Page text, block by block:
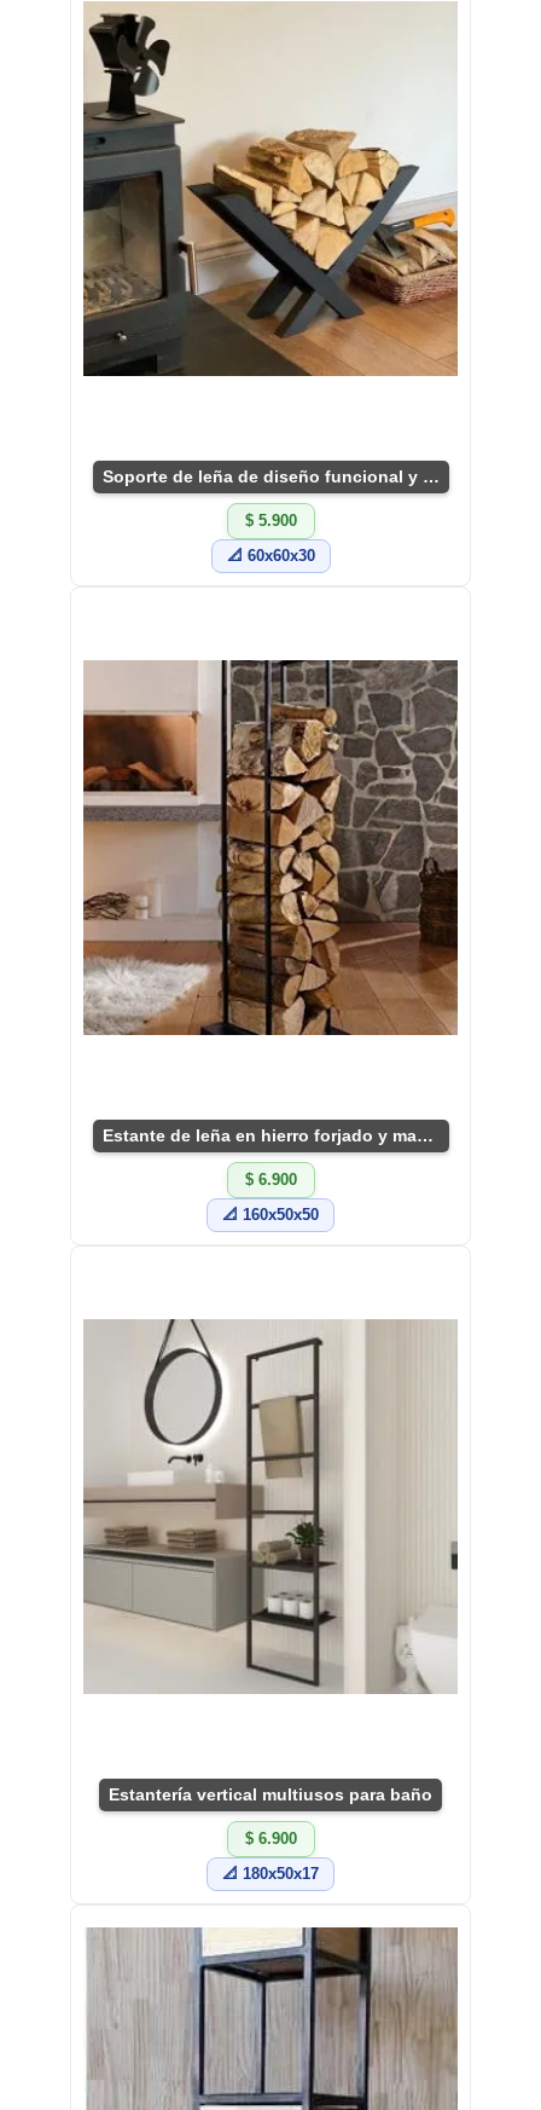
Soporte de leña de diseño funcional y rústico.
$ 5.900
📐 60x60x30
Estante de leña en hierro forjado y madera
$ 6.900
📐 160x50x50
Estantería vertical multiusos para baño
$ 6.900
📐 180x50x17